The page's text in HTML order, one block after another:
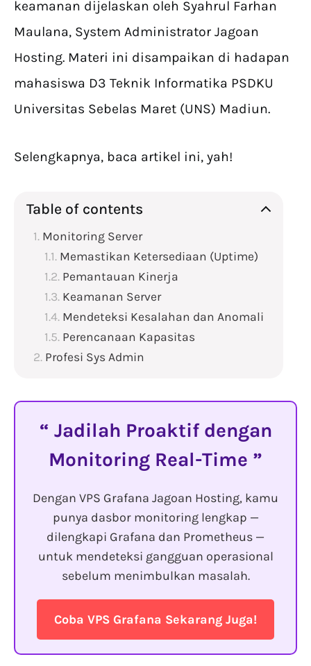
keamanan dijelaskan oleh Syahrul Farhan
Maulana, System Administrator Jagoan
Hosting. Materi ini disampaikan di hadapan
mahasiswa D3 Teknik Informatika PSDKU
Universitas Sebelas Maret (UNS) Madiun.
Selengkapnya, baca artikel ini, yah!
Table of contents
Monitoring Server
Memastikan Ketersediaan (Uptime)
Pemantauan Kinerja
Keamanan Server
Mendeteksi Kesalahan dan Anomali
Perencanaan Kapasitas
Profesi Sys Admin
Jadilah Proaktif dengan
Monitoring Real-Time
Dengan VPS Grafana Jagoan Hosting, kamu
punya dasbor monitoring lengkap —
dilengkapi Grafana dan Prometheus —
untuk mendeteksi gangguan operasional
sebelum menimbulkan masalah.
Coba VPS Grafana Sekarang Juga!